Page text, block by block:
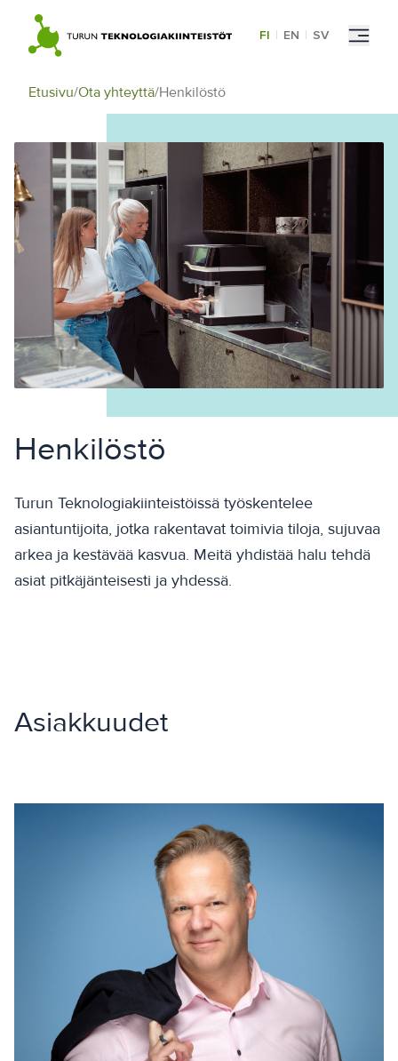
content
FI | EN | SV
Etusivu/Ota yhteyttä/Henkilöstö
Henkilöstö
Turun Teknologiakiinteistöissä työskentelee
asiantuntijoita, jotka rakentavat toimivia tiloja, sujuvaa
arkea ja kestävää kasvua. Meitä yhdistää halu tehdä
asiat pitkäjänteisesti ja yhdessä.
Asiakkuudet